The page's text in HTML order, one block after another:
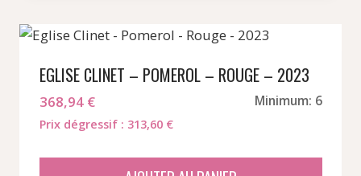
EGLISE CLINET – POMEROL – ROUGE – 2023
368,94 € Minimum: 6
Prix dégressif : 313,60 €